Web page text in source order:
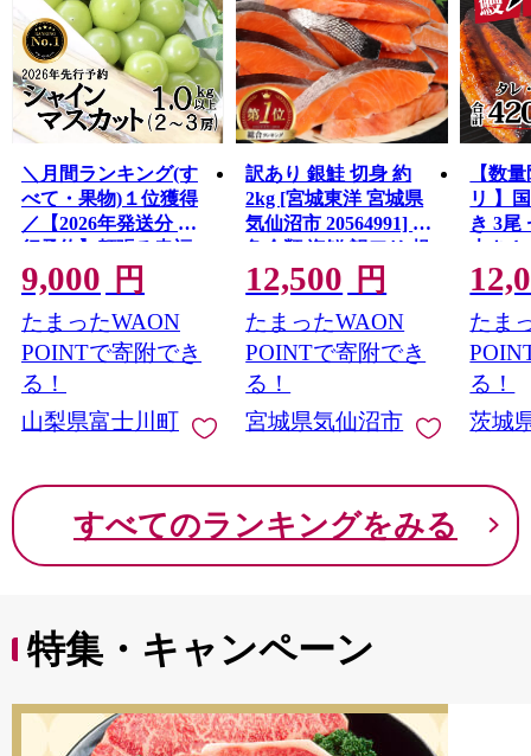
＼月間ランキング(す
べて・果物)１位獲得
／【2026年発送分 先
行予約】頬張る幸福
感 〜緑の宝石・ シ
ャインマスカット 〜
１ｋｇ以上（２〜３
房） フルーツ 山梨県
産 果物 くだもの シャ
イン マスカット ぶど
う ブドウ 葡萄 大粒 種
9000円 九千円
9,000 円
たまったWAON
POINTで寄附でき
る！
山梨県富士川町
訳あり 銀鮭 切身 約
2kg [宮城東洋 宮城県
気仙沼市 20564991] 鮭
魚介類 海鮮 訳アリ 規
格外 不揃い さけ サケ
鮭切身 シャケ 切り身
冷凍 家庭用 おかず 弁
当 支援 サーモン 銀鮭
切り身 魚 わけあり
12,500 円
たまったWAON
POINTで寄附でき
る！
宮城県気仙沼市
【数
リ 】
き 3尾
大き
レ・
鰻 ふ
な重
茨城
と納
たま
る！
茨城
すべてのランキングをみる
特集・キャンペーン